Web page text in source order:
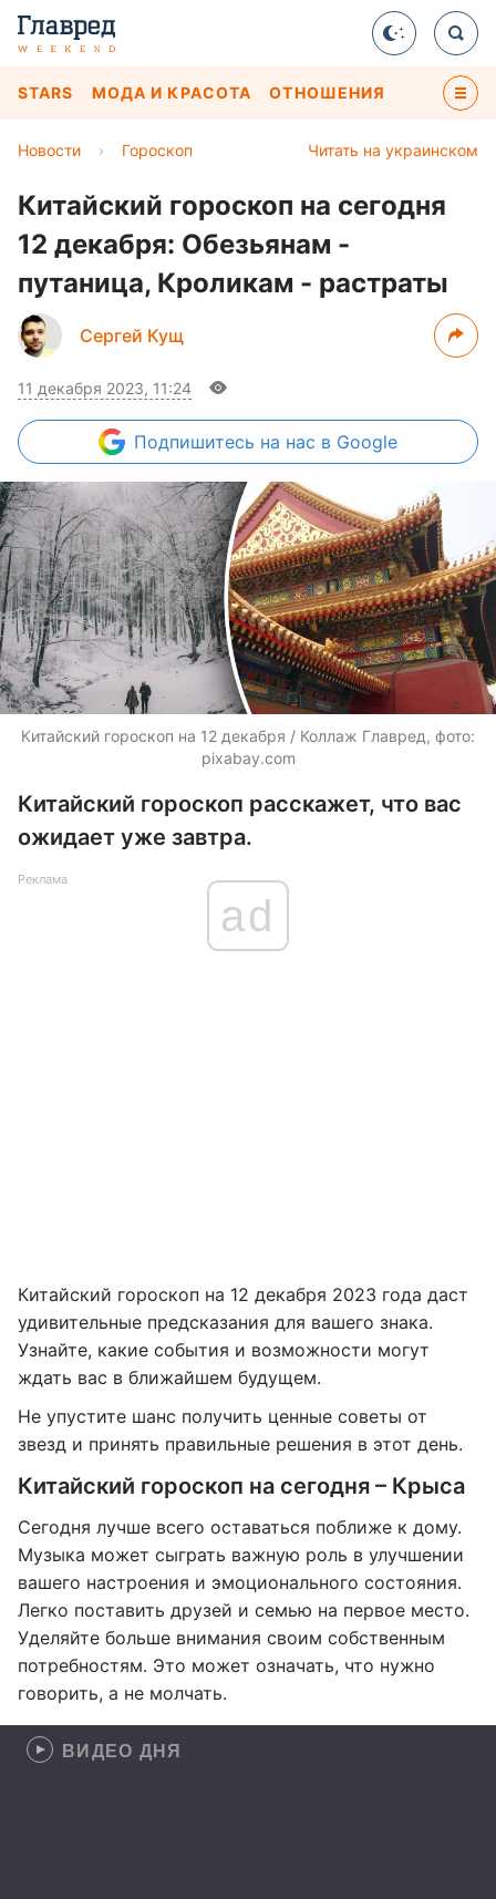
STARS МОДА И КРАСОТА ОТНОШЕНИЯ
Читать на украинском
Новости › Гороскоп
Китайский гороскоп на сегодня
12 декабря: Обезьянам -
путаница, Кроликам - растраты
Сергей Кущ
11 декабря 2023, 11:24
Подпишитесь на нас в Google
Китайский гороскоп на 12 декабря / Коллаж Главред, фото:
pixabay.com
Китайский гороскоп расскажет, что вас
ожидает уже завтра.
Реклама
ad
Китайский гороскоп на 12 декабря 2023 года даст
удивительные предсказания для вашего знака.
Узнайте, какие события и возможности могут
ждать вас в ближайшем будущем.
Не упустите шанс получить ценные советы от
звезд и принять правильные решения в этот день.
Китайский гороскоп на сегодня – Крыса
Сегодня лучше всего оставаться поближе к дому.
Музыка может сыграть важную роль в улучшении
вашего настроения и эмоционального состояния.
Легко поставить друзей и семью на первое место.
Уделяйте больше внимания своим собственным
потребностям. Это может означать, что нужно
говорить, а не молчать.
ВИДЕО ДНЯ